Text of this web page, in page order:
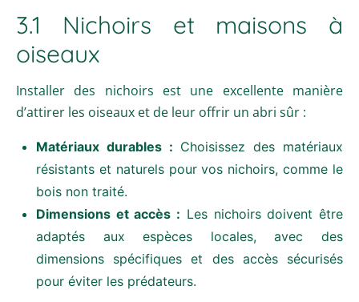
3.1 Nichoirs et maisons à
oiseaux
Installer des nichoirs est une excellente manière
d’attirer les oiseaux et de leur offrir un abri sûr :
Matériaux durables : Choisissez des matériaux
résistants et naturels pour vos nichoirs, comme le
bois non traité.
Dimensions et accès : Les nichoirs doivent être
adaptés aux espèces locales, avec des
dimensions spécifiques et des accès sécurisés
pour éviter les prédateurs.